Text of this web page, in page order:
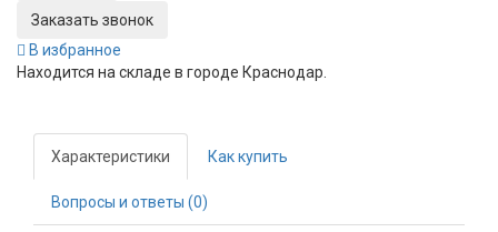
Заказать звонок
В избранное
Находится на складе в городе Краснодар
Характеристики Как купить
Вопросы и ответы (0)